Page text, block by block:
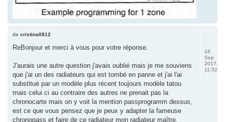
de cristina0812
ReBonjour et merci à vous pour votre réponse.
J'aurais une autre question j'avais oublié mais je me souviens
que j'ai un des radiateurs qui est tombé en panne et j'ai l'ai
substitué par un modèle plus récent toujours modèle tatou
mais celui ci au contraire des autres ne prenait pas la
chronocarte mais on y voit la mention passprogramm dessus,
est ce que vous pensez que je peux y adapter la fameuse
chronopass et faire de ce radiateur mon radiateur maître.
18
Sep
2017,
11:52